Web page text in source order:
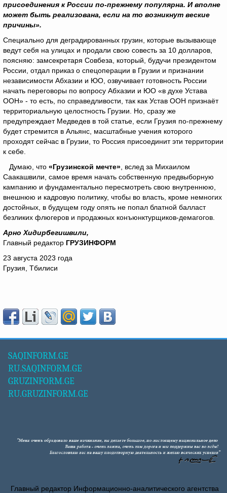
присоединения к России по-прежнему популярна. И вполне
может быть реализована, если на то возникнут веские
причины».
Специально для деградированных грузин, которые вызывающе
ведут себя на улицах и продали свою совесть за 10 долларов,
поясняю: замсекретаря Совбеза, который, будучи президентом
России, отдал приказ о спецоперации в Грузии и признании
независимости Абхазии и ЮО, озвучивает готовность России
начать переговоры по вопросу Абхазии и ЮО «в духе Устава
ООН» - то есть, по справедливости, так как Устав ООН признаёт
территориальную целостность Грузии. Но, сразу же
предупреждает Медведев в той статье, если Грузия по-прежнему
будет стремится в Альянс, масштабные учения которого
проходят сейчас в Грузии, то Россия присоединит эти территории
к себе.
Думаю, что «Грузинской мечте» , вслед за Михаилом
Саакашвили, самое время начать собственную предвыборную
кампанию и фундаментально пересмотреть свою внутреннюю,
внешнюю и кадровую политику, чтобы во власть, кроме немногих
достойных, в будущем году опять не попал блатной балласт
безликих флюгеров и продажных конъюнктурщиков-демагогов.
Арно Хидирбегишвили,
Главный редактор ГРУЗИНФОРМ
23 августа 2023 года
Грузия, Тбилиси
SAQINFORM.GE
RU.SAQINFORM.GE
GRUZINFORM.GE
RU.GRUZINFORM.GE
Главный редактор Информационно-аналитического агентства